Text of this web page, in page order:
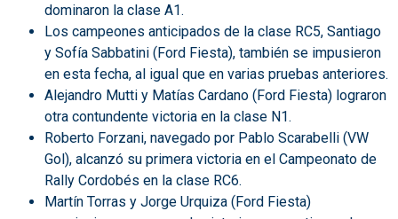
dominaron la clase A1.
Los campeones anticipados de la clase RC5, Santiago
y Sofía Sabbatini (Ford Fiesta), también se impusieron
en esta fecha, al igual que en varias pruebas anteriores.
Alejandro Mutti y Matías Cardano (Ford Fiesta) lograron
otra contundente victoria en la clase N1.
Roberto Forzani, navegado por Pablo Scarabelli (VW
Gol), alcanzó su primera victoria en el Campeonato de
Rally Cordobés en la clase RC6.
Martín Torras y Jorge Urquiza (Ford Fiesta)